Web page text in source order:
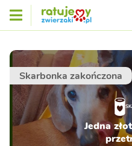
Skarbonka zakończona
Jedna